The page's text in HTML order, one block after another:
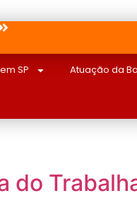
SP Atuação da
do